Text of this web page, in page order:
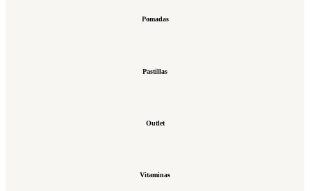
Pomadas
Pastillas
Outlet
Vitaminas